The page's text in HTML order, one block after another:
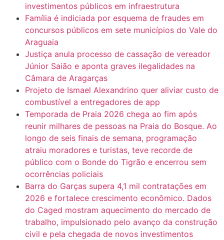
investimentos públicos em infraestrutura
Família é indiciada por esquema de fraudes em
concursos públicos em sete municípios do Vale do
Araguaia
Justiça anula processo de cassação de vereador
Júnior Saião e aponta graves ilegalidades na
Câmara de Aragarças
Projeto de Ismael Alexandrino quer aliviar custo de
combustível a entregadores de app
Temporada de Praia 2026 chega ao fim após
reunir milhares de pessoas na Praia do Bosque. Ao
longo de seis finais de semana, programação
atraiu moradores e turistas, teve recorde de
público com o Bonde do Tigrão e encerrou sem
ocorrências policiais
Barra do Garças supera 4,1 mil contratações em
2026 e fortalece crescimento econômico. Dados
do Caged mostram aquecimento do mercado de
trabalho, impulsionado pelo avanço da construção
civil e pela chegada de novos investimentos